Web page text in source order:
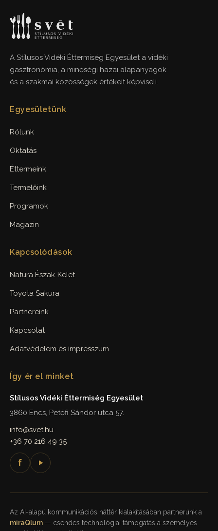
A Stílusos Vidéki Éttermiség Egyesület a vidéki
gasztronómia, a minőségi hazai alapanyagok
és a szakmai közösségek értékeit képviseli.
Egyesületünk
Rólunk
Oktatás
Éttermeink
Termelőink
Programok
Magazin
Kapcsolódások
Natura Észak-Kelet
Toyota Sakura
Partnereink
Kapcsolat
Adatvédelem és impresszum
Így ér el minket
Stílusos Vidéki Éttermiség Egyesület
3860 Encs, Petőfi Sándor utca 57.
info@svet.hu
+36 70 216 49 35
f
Az AI-alapú kommunikációs háttér kialakításában partnerünk a
miraQlum — csendes technológiai támogatás a személyes